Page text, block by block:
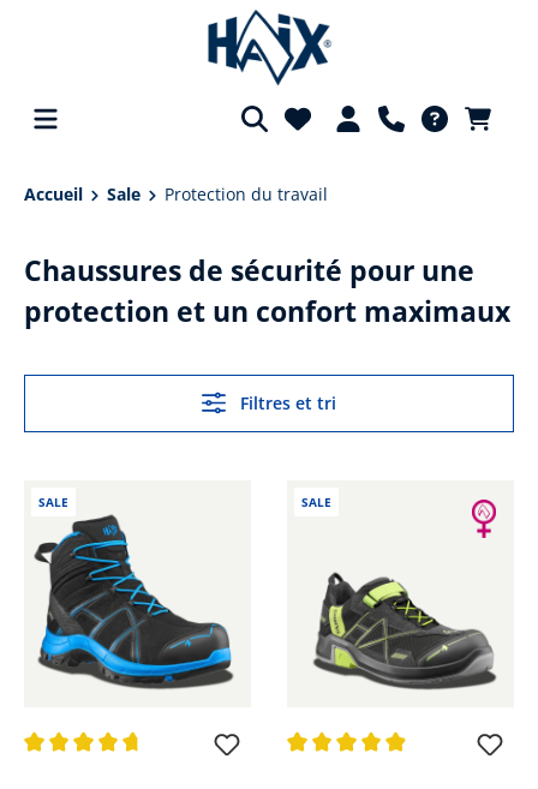
principal
Accueil Sale Protection du travail
Chaussures de sécurité pour une
protection et un confort maximaux
Filtres et tri
SALE SALE